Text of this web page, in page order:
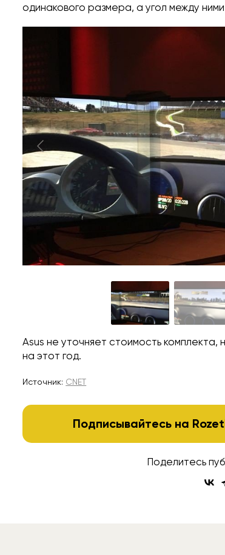
одинакового размера, а угол между
Asus не уточняет стоимость
на этот год.
Источник: CNET
Подписывайтесь на
Поделитесь